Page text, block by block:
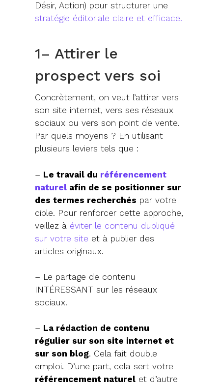
Désir, Action) pour structurer une
stratégie éditoriale claire et efficace.
1– Attirer le
prospect vers soi
Concrètement, on veut l’attirer vers
son site internet, vers ses réseaux
sociaux ou vers son point de vente.
Par quels moyens ? En utilisant
plusieurs leviers tels que :
– Le travail du référencement
naturel afin de se positionner sur
des termes recherchés par votre
cible. Pour renforcer cette approche,
veillez à éviter le contenu dupliqué
sur votre site et à publier des
articles originaux.
– Le partage de contenu
INTÉRESSANT sur les réseaux
sociaux.
– La rédaction de contenu
régulier sur son site internet et
sur son blog. Cela fait double
emploi. D’une part, cela sert votre
référencement naturelet d’autre